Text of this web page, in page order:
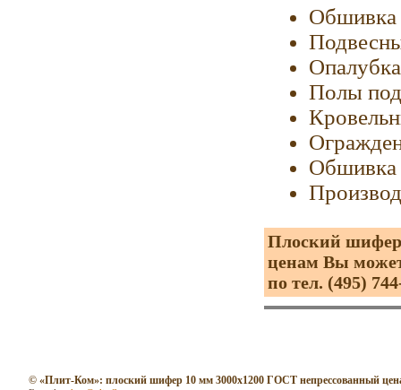
Обшивка
Опалубка
Полы
Обшивка
Плоский шифер
ценам Вы
по тел. (495)
© «Плит-Ком»: плоский шифер 10 мм 3000х1200 ГОСТ непрессованный